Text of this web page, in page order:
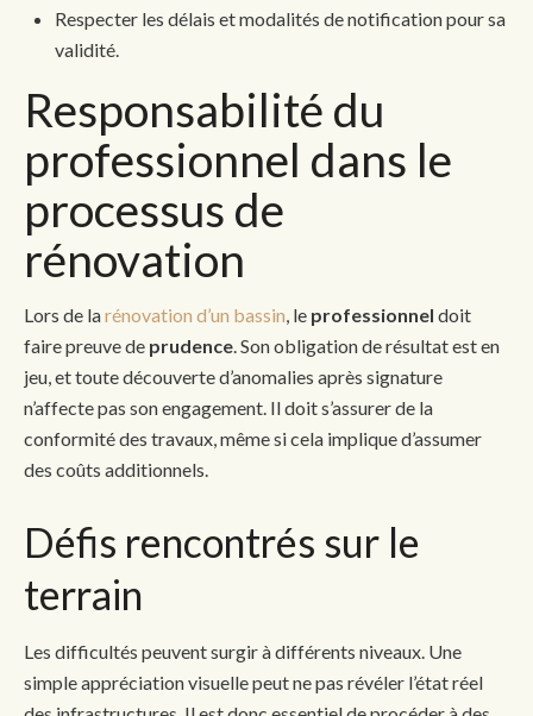
Respecter les délais et modalités de notification pour sa
validité.
Responsabilité du
professionnel dans le
processus de
rénovation
Lors de larénovation d’un bassin , le professionnel doit
faire preuve de prudence . Son obligation de résultat est en
jeu, et toute découverte d’anomalies après signature
n’affecte pas son engagement. Il doit s’assurer de la
conformité des travaux, même si cela implique d’assumer
des coûts additionnels.
Défis rencontrés sur le
terrain
Les difficultés peuvent surgir à différents niveaux. Une
simple appréciation visuelle peut ne pas révéler l’état réel